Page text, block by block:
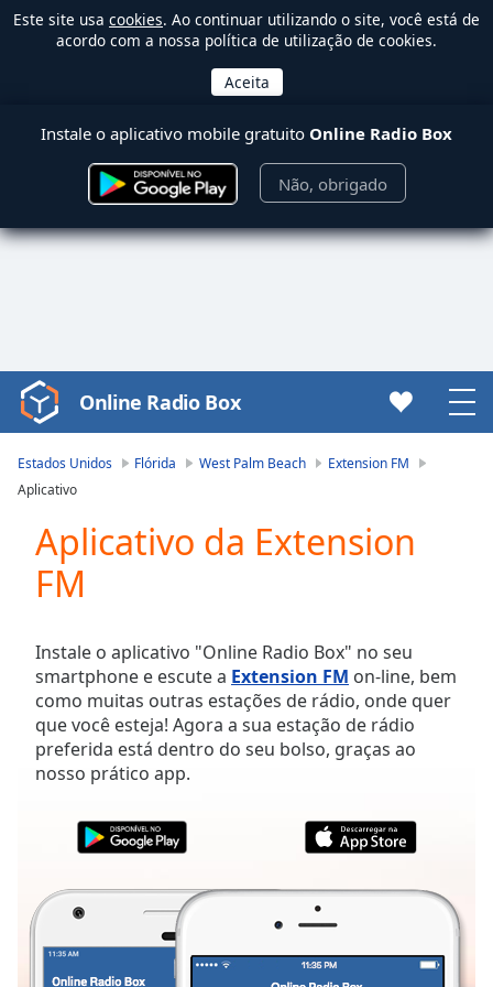
Este site usa cookies. Ao continuar utilizando o site, você está de
acordo com a nossa política de utilização de cookies.
Instale o aplicativo mobile gratuito Online Radio Box
Não, obrigado
Video
Player
loading.
Video
Play
Skip
Backward
Mute
Current
Time0:00
Duration-:-
Loaded:
LIVE
live,
currently
behind
LIVE
Online Radio Box
Estados Unidos Flórida West Palm Beach
Extension FM
Aplicativo
Aplicativo da Extension
FM
Instale o aplicativo "Online Radio Box" no seu
smartphone e escute a Extension FM on-line, bem
como muitas outras estações de rádio, onde quer
que você esteja! Agora a sua estação de rádio
preferida está dentro do seu bolso, graças ao
nosso prático app.